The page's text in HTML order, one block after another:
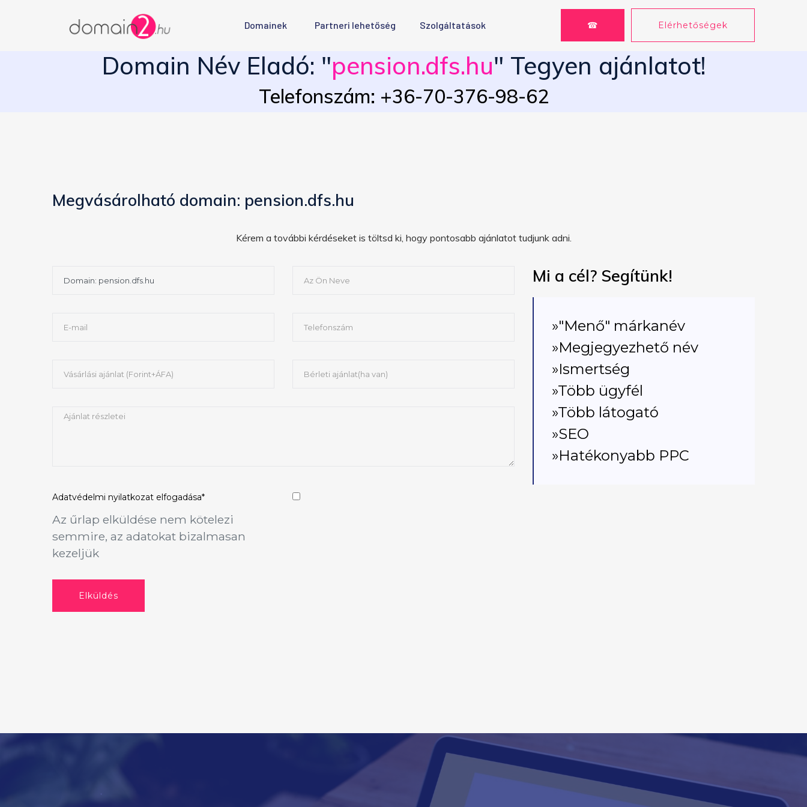
Domainek Partneri lehetőség Szolgáltatások ☎ Elérhetőségek
Domain Név Eladó: "pension.dfs.hu" Tegyen ajánlatot!
Telefonszám: +36-70-376-98-62
Megvásárolható domain: pension.dfs.hu
Kérem a további kérdéseket is töltsd ki, hogy pontosabb ajánlatot tudjunk adni.
Adatvédelmi nyilatkozat elfogadása*
Az űrlap elküldése nem kötelezi
semmire, az adatokat bizalmasan
kezeljük
Elküldés
Mi a cél? Segítünk!
»"Menő" márkanév
»Megjegyezhető név
»Ismertség
»Több ügyfél
»Több látogató
»SEO
»Hatékonyabb PPC